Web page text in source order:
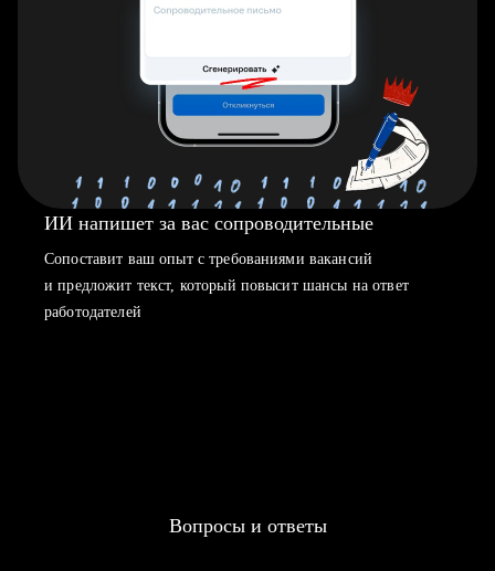
ИИ напишет за вас сопроводительные
Сопоставит ваш опыт с требованиями вакансий
и предложит текст, который повысит шансы на ответ
работодателей
Вопросы и ответы